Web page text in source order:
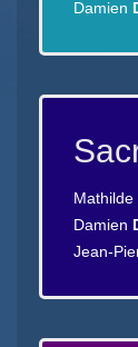
Damien
Mathilde
Damien
Jean-